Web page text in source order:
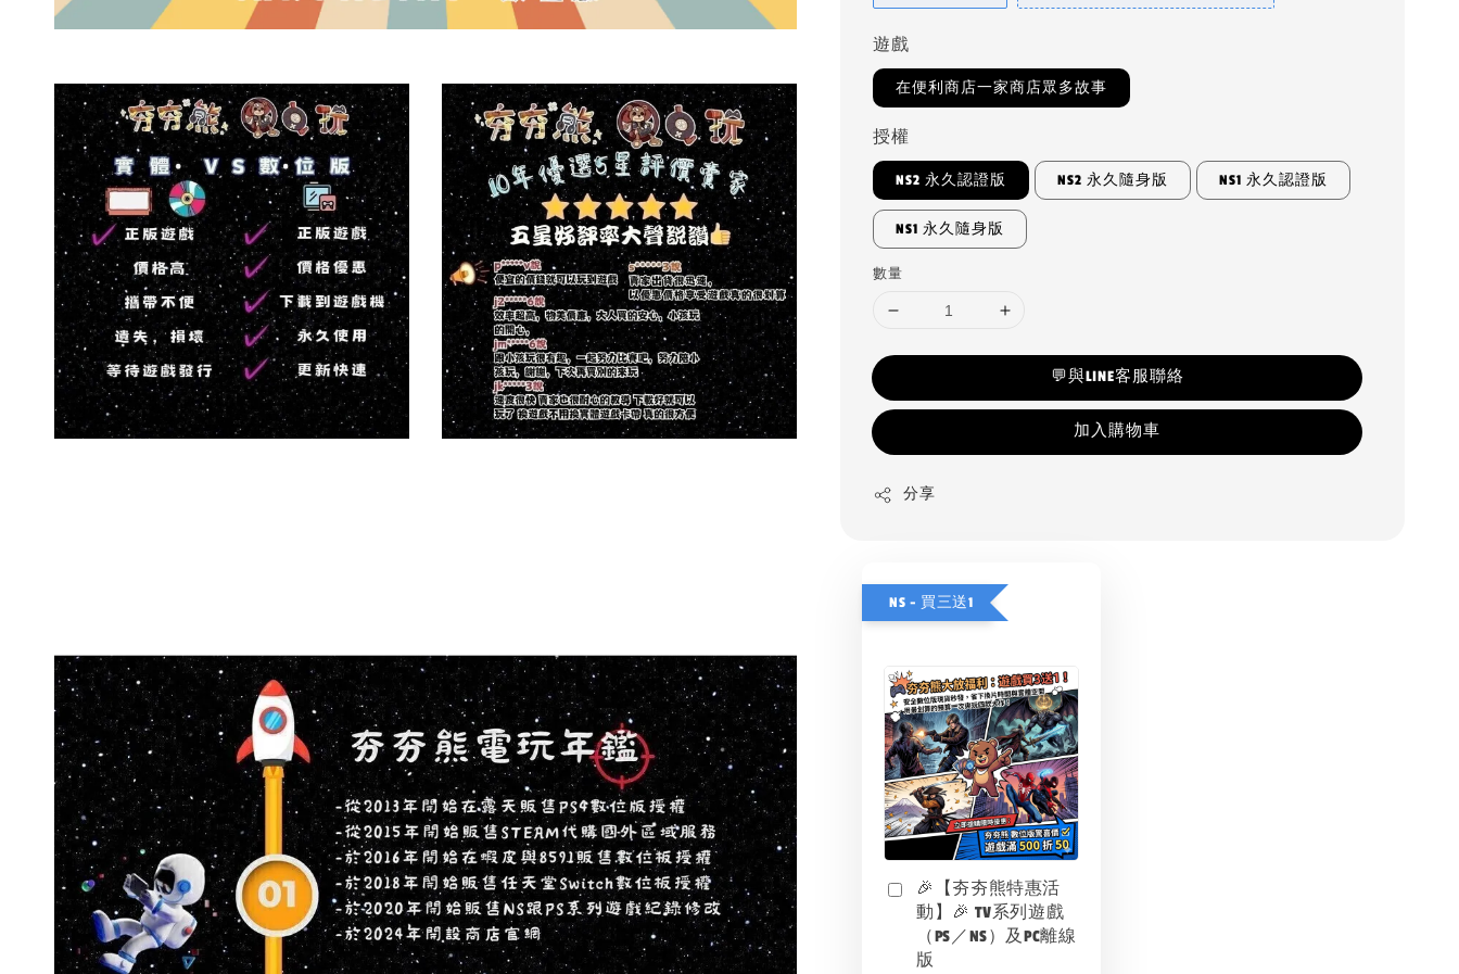
遊戲
在便利商店一家商店眾多故事
授權
NS2 永久認證版 NS2 永久隨身版 NS1 永久認證版
NS1 永久隨身版
數量
💬與LINE客服聯絡
加入購物車
分享
NS - 買三送1
🎉【夯夯熊特惠活
動】🎉 TV系列遊戲
（PS／NS）及PC離線
版